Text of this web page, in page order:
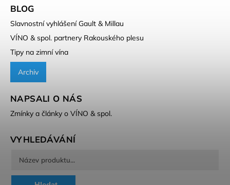
BLOG
Slavnostní vyhlášení Gault & Millau
VÍNO & spol. partnery Rakouského plesu
Tipy na zimní vína
Archiv
NAPSALI O NÁS
Zmínky a články o VÍNO & spol.
VYHLEDÁVÁNÍ